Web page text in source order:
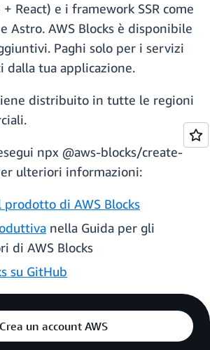
React) e i framework SSR come
Astro. AWS Blocks è disponibile
Paghi solo per i servizi
dalla tua applicazione.
distribuito in tutte le regioni
npx @aws-blocks/create-
ulteriori informazioni:
prodotto di AWS Blocks
nella Guida per gli
di AWS Blocks
su GitHub
Crea un account AWS